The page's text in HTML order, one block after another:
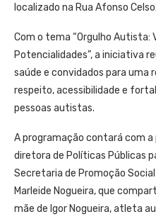
localizado na Rua Afonso
Com o tema “Orgulho Autista:
Potencialidades”, a iniciativa
saúde e convidados para uma
respeito, acessibilidade e
pessoas autistas.
A programação contará com a
diretora de Políticas Públicas
Secretaria de Promoção
Marleide Nogueira, que
mãe de Igor Nogueira, atleta